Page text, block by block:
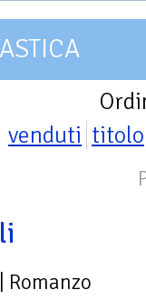
venduti titolo
| Romanzo